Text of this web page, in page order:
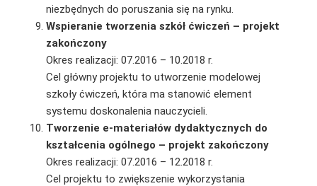
niezbędnych do poruszania się na rynku.
Wspieranie tworzenia szkół ćwiczeń – projekt
zakończony
Okres realizacji: 07.2016 – 10.2018 r.
Cel główny projektu to utworzenie modelowej
szkoły ćwiczeń, która ma stanowić element
systemu doskonalenia nauczycieli.
Tworzenie e-materiałów dydaktycznych do
kształcenia ogólnego – projekt zakończony
Okres realizacji: 07.2016 – 12.2018 r.
Cel projektu to zwiększenie wykorzystania